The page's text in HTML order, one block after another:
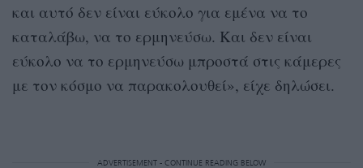
και αυτό δεν είναι εύκολο για εμένα να το
καταλάβω, να το ερμηνεύσω. Και δεν είναι
εύκολο να το ερμηνεύσω μπροστά στις κάμερες
με τον κόσμο να παρακολουθεί», είχε δηλώσει.
ADVERTISEMENT - CONTINUE READING BELOW